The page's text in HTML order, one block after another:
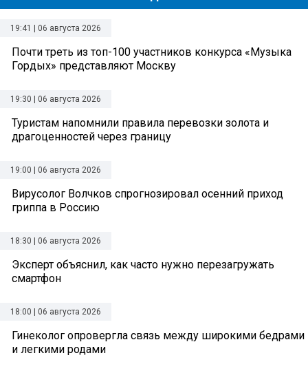
19:41 | 06 августа 2026
Почти треть из топ-100 участников конкурса «Музыка
Гордых» представляют Москву
19:30 | 06 августа 2026
Туристам напомнили правила перевозки золота и
драгоценностей через границу
19:00 | 06 августа 2026
Вирусолог Волчков спрогнозировал осенний приход
гриппа в Россию
18:30 | 06 августа 2026
Эксперт объяснил, как часто нужно перезагружать
смартфон
18:00 | 06 августа 2026
Гинеколог опровергла связь между широкими бедрами
и легкими родами